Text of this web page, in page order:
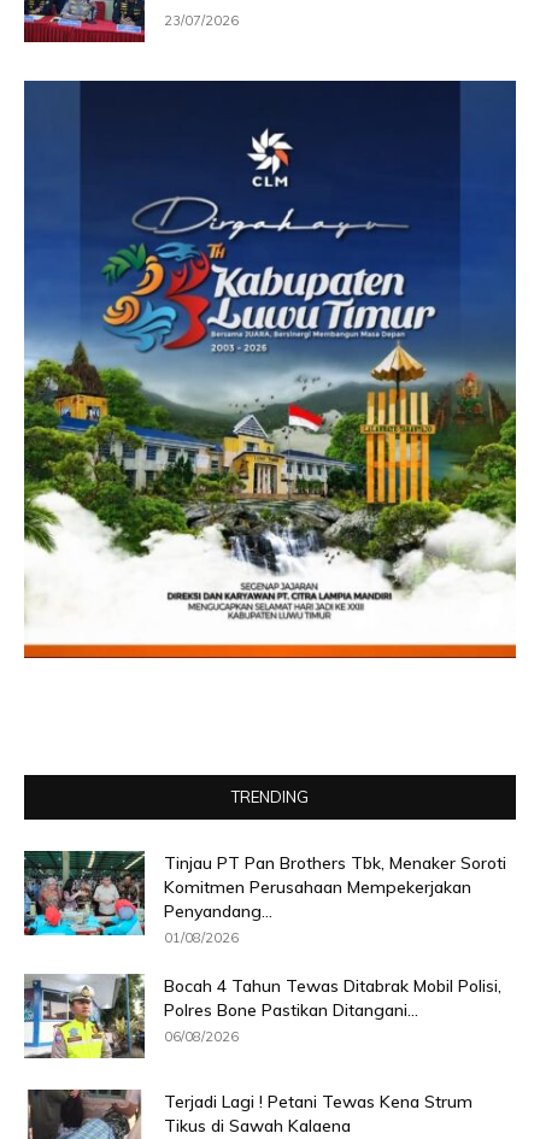
23/07/2026
TRENDING
Tinjau PT Pan Brothers Tbk, Menaker Soroti
Komitmen Perusahaan Mempekerjakan
Penyandang...
01/08/2026
Bocah 4 Tahun Tewas Ditabrak Mobil Polisi,
Polres Bone Pastikan Ditangani...
06/08/2026
Terjadi Lagi ! Petani Tewas Kena Strum
Tikus di Sawah Kalaena